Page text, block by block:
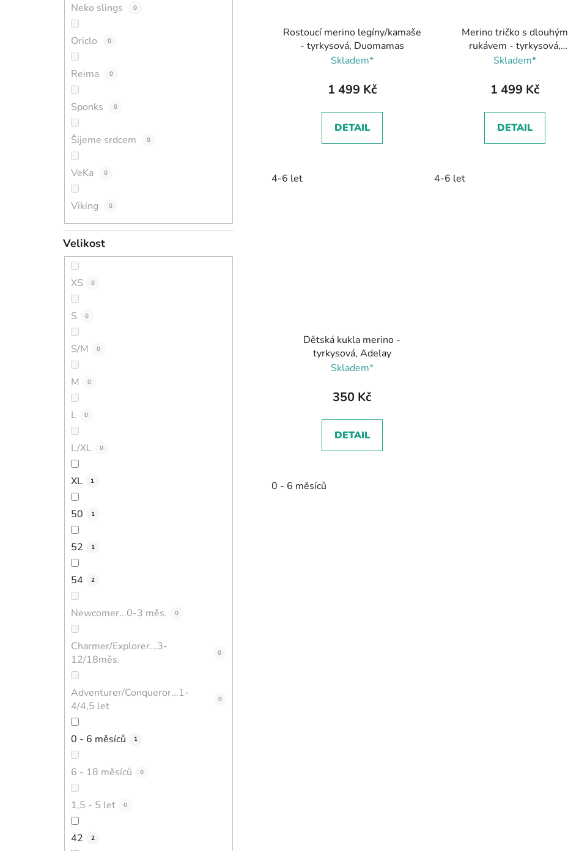
Neko slings 0
Oriclo 0
Reima 0
Sponks 0
Šijeme srdcem 0
VeKa 0
Viking 0
Velikost
XS 0
S 0
S/M 0
M 0
L 0
L/XL 0
XL 1
50 1
52 1
54 2
Newcomer...0-3 měs. 0
Charmer/Explorer...3-
12/18měs.
0
Adventurer/Conqueror...1-
4/4,5 let
0
0 - 6 měsíců 1
6 - 18 měsíců 0
1,5 - 5 let 0
42 2
Rostoucí merino legíny/kamaše
- tyrkysová, Duomamas
Skladem*
1 499 Kč
DETAIL
4-6 let
Merino tričko s dlouhým
rukávem - tyrkysová,
Duomamas
Skladem*
1 499 Kč
DETAIL
4-6 let
Dětská kukla merino -
tyrkysová, Adelay
Skladem*
350 Kč
DETAIL
0 - 6 měsíců